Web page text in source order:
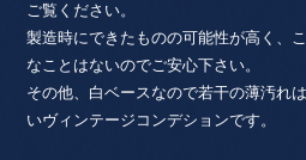
ご覧ください。
製造時にできたものの可能性が高く、
なことはないのでご安心下さい。
その他、白ベースなので若干の薄汚れ
いヴィンテージコンデションです。